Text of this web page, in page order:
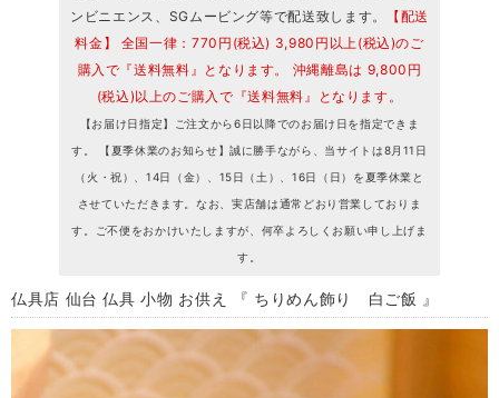
ンビニエンス、SGムービング等で配送致します。
【配送
料金】 全国一律：770円(税込) 3,980円以上(税込)のご
購入で『送料無料』となります。 沖縄離島は 9,800円
(税込)以上のご購入で『送料無料』となります。
【お届け日指定】ご注文から6日以降でのお届け日を指定できま
す。 【夏季休業のお知らせ】誠に勝手ながら、当サイトは8月11日
（火・祝）、14日（金）、15日（土）、16日（日）を夏季休業と
させていただきます。なお、実店舗は通常どおり営業しておりま
す。ご不便をおかけいたしますが、何卒よろしくお願い申し上げま
す。
仏具店 仙台 仏具 小物 お供え 『 ちりめん飾り 白ご飯 』